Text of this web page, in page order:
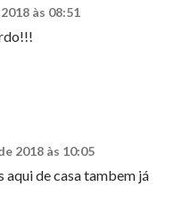
às 08:51
2018 às 10:05
aqui de casa tambem já